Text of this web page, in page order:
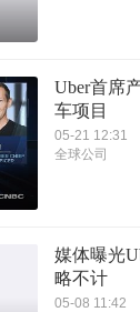
Uber首席
车项目
05-21 12:31
全球公司
媒体曝光
略不计
05-08 11:42